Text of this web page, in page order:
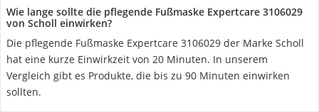
Wie lange sollte die pflegende Fußmaske Expertcare 3106029
von Scholl einwirken?
Die pflegende Fußmaske Expertcare 3106029 der Marke Scholl
hat eine kurze Einwirkzeit von 20 Minuten. In unserem
Vergleich gibt es Produkte, die bis zu 90 Minuten einwirken
sollten.